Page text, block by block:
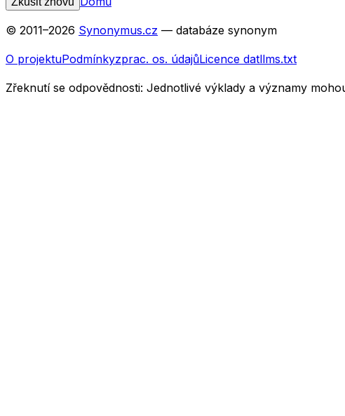
© 2011–2026 Synonymus.cz — databáze synonym
O projektuPodmínkyzprac. os. údajůLicence datllms.txt
Zřeknutí se odpovědnosti: Jednotlivé výklady a významy